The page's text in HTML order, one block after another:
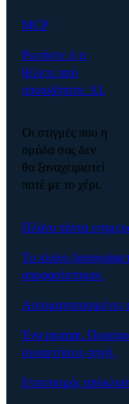
MCP
Ρωτήστε ό,τι
θέλετε από
οποιοδήποτε AI.
Οι στιγμές που η
ομάδα σας δεν
θα ξαναχειριστεί
ποτέ με το χέρι.
Πλάνο πάντα
Το πλάνο
αποφασίστηκαν.
Αυτοματοποιημένες
Ένα prompt.
συναντήσεις-πηγή.
Εντοπισμός